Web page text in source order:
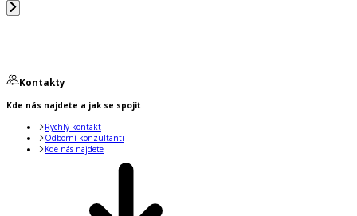
Kontakty
Kde nás najdete a jak se spojit
Rychlý kontakt
Odborní konzultanti
Kde nás najdete